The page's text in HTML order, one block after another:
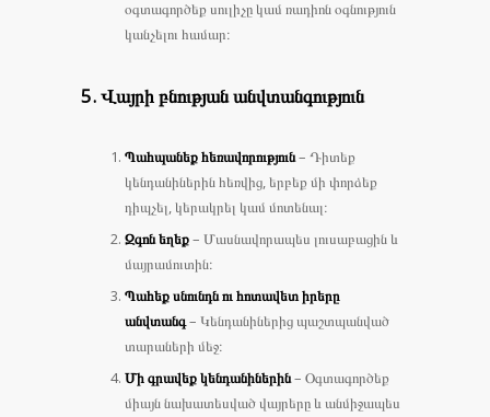
օգտագործեք սուլիչը կամ ռադիոն օգնություն
կանչելու համար։
5. Վայրի բնության անվտանգություն
Պահպանեք հեռավորություն– Դիտեք
կենդանիներին հեռվից, երբեք մի փորձեք
դիպչել, կերակրել կամ մոտենալ։
Զգոն եղեք– Մասնավորապես լուսաբացին և
մայրամուտին։
Պահեք սնունդն ու հոտավետ իրերը
անվտանգ– Կենդանիներից պաշտպանված
տարաների մեջ։
Մի գրավեք կենդանիներին– Օգտագործեք
միայն նախատեսված վայրերը և անմիջապես